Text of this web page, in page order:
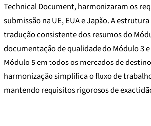
Technical Document, harmonizaram os
submissão na UE, EUA e Japão. A
tradução consistente dos resumos do
documentação de qualidade do Módulo 3
Módulo 5 em todos os mercados de
harmonização simplifica o fluxo de
mantendo requisitos rigorosos de